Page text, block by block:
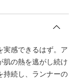
実感できるはず。ア
肌の熱を逃がし続け
持続し、ランナーの